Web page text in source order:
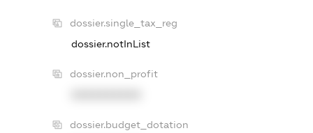
dossier.single_tax_reg
dossier.notInList
dossier.non_profit
dossier.budget_dotation